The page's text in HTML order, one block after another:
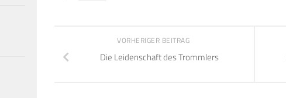
VORHERIGER BEITRAG
Die Leidenschaft des Trommlers